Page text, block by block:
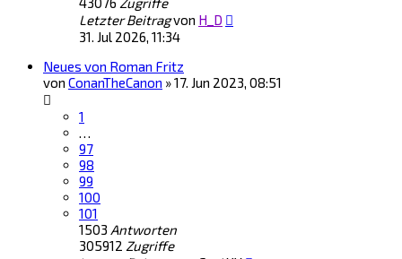
Letzter Beitragvon H_D
31. Jul 2026, 11:34
Neues von Roman Fritz
von ConanTheCanon »17. Jun 2023, 08:51
1
…
97
98
99
100
101
1503 Antworten
305912 Zugriffe